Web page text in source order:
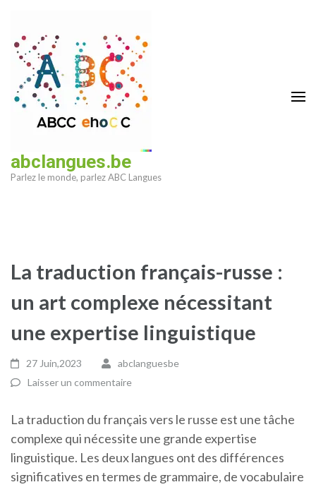
contenu
(Pressez
Entrée)
abclangues.be
Parlez le monde, parlez ABC Langues
La traduction français-russe :
un art complexe nécessitant
une expertise linguistique
27 Juin,2023
abclanguesbe
Laisser un commentaire
La traduction du français vers le russe est une tâche
complexe qui nécessite une grande expertise
linguistique. Les deux langues ont des différences
significatives en termes de grammaire, de vocabulaire